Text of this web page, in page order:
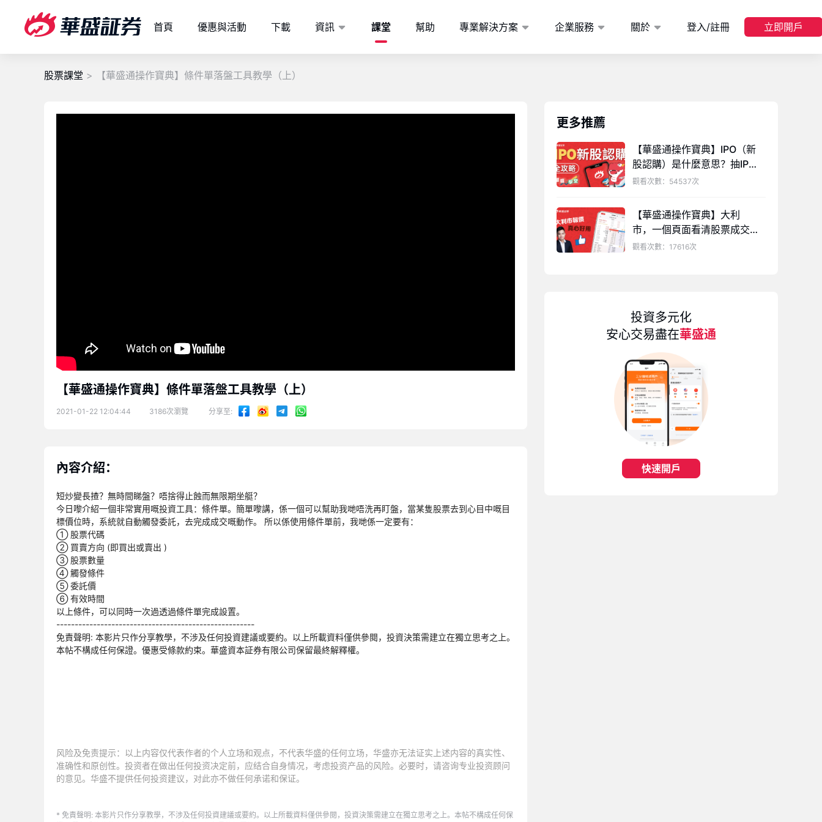
首頁 優惠與活動 下載 資訊 課堂 幫助 專業解決方案 企業服務 關於 登入/註冊 立即開戶
股票課堂 > 【華盛通操作寶典】條件單落盤工具教學（上）
【華盛通操作寶典】條件單落盤工具教學（上）
2021-01-22 12:04:44 3186次瀏覽 分享至
內容介紹：
短炒變長揸？無時間睇盤？唔捨得止蝕而無限期坐艇？
今日嚟介紹一個非常實用嘅投資工具：條件單。簡單嚟講，係一個可以幫助我哋唔洗再盯盤，當某隻股票去到心目中嘅目
標價位時，系統就自動觸發委託，去完成成交嘅動作。 所以係使用條件單前，我哋係一定要有：
① 股票代碼
② 買賣方向 (即買出或賣出 )
③ 股票數量
④ 觸發條件
⑤ 委託價
⑥ 有效時間
以上條件，可以同時一次過透過條件單完成設置。
------------------------------------------------------
免責聲明: 本影片只作分享教學，不涉及任何投資建議或要約。以上所載資料僅供參閱，投資決策需建立在獨立思考之上。
本帖不構成任何保證。優惠受條款約束。華盛資本証券有限公司保留最終解釋權。
风险及免责提示：以上内容仅代表作者的个人立场和观点，不代表华盛的任何立场，华盛亦无法证实上述内容的真实性、
准确性和原创性。投资者在做出任何投资决定前，应结合自身情况，考虑投资产品的风险。必要时，请咨询专业投资顾问
的意见。华盛不提供任何投资建议，对此亦不做任何承诺和保证。
* 免責聲明: 本影片只作分享教學，不涉及任何投資建議或要約。以上所載資料僅供參閱，投資決策需建立在獨立思考之上。本帖不構成任何保
更多推薦
【華盛通操作寶典】IPO（新
股認購）是什麼意思？抽IPO
新股認購 新手向 詳細教學！
觀看次數：54537次
【華盛通操作寶典】大利
市，一個頁面看清股票成交
情況
觀看次數：17616次
投資多元化
安心交易盡在華盛通
快速開戶